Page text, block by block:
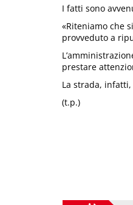
I fatti sono
«Riteniamo che
provveduto a
prestare
La strada,
(t.p.)